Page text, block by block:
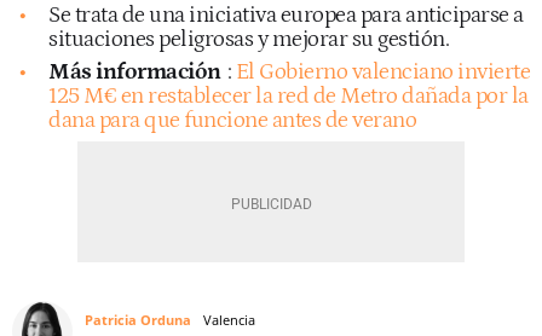
Se trata de una iniciativa europea para anticiparse a
situaciones peligrosas y mejorar su gestión.
Más información : El Gobierno valenciano invierte
125 M€ en restablecer la red de Metro dañada por la
dana para que funcione antes de verano
Patricia Orduna
Valencia